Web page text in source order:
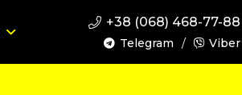
+38 (068) 468-77-88
Telegram / Viber